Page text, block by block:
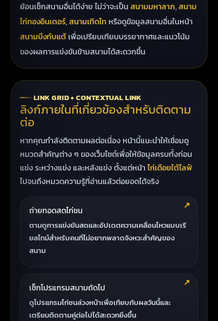
ย้อนเช็กสนามอื่นได้ง่าย ไม่ว่าจะเป็น สนามมหาลาภ,สนาม
ไก่ทองอินเตอร์,สนามเทิดไท หรือดูข้อมูลสนามอื่นในหน้า
สนามบึงทับแต้ เพื่อเปรียบเทียบบรรยากาศและแนวโน้ม
ของผลการแข่งขันข้ามสนามได้สะดวกขึ้น
LINK GRID + CONTEXTUAL LINK
ลิงก์ภายในที่เกี่ยวข้องสำหรับติดตาม
ต่อ
หากคุณกำลังติดตามผลต่อเนื่อง หน้านี้แนะนำให้เชื่อมดู
หมวดสำคัญต่าง ๆ ของเว็บไซต์เพื่อให้ข้อมูลครบทั้งก่อน
แข่ง ระหว่างแข่ง และหลังแข่ง ตั้งแต่หน้าไก่เดือยใต้ไลฟ์
ไปจนถึงหมวดความรู้ที่อ่านแล้วต่อยอดได้จริง
ถ่ายทอดสดไก่ชน
ตามดูการแข่งขันสดและอัปเดตความเคลื่อนไหวแบบเรี
ยลไทม์สำหรับคนที่ไม่อยากพลาดจังหวะสำคัญของ
สนาม
เช็กโปรแกรมสนามถัดไป
ดูโปรแกรมไก่ชนล่วงหน้าเพื่อเทียบกับผลวันนี้และ
เตรียมติดตามคู่ต่อไปได้สะดวกยิ่งขึ้น